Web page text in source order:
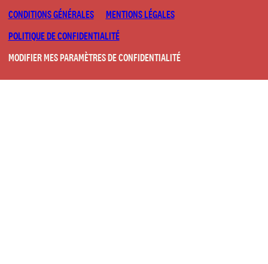
CONDITIONS GÉNÉRALES
MENTIONS LÉGALES
POLITIQUE DE CONFIDENTIALITÉ
MODIFIER MES PARAMÈTRES DE CONFIDENTIALITÉ